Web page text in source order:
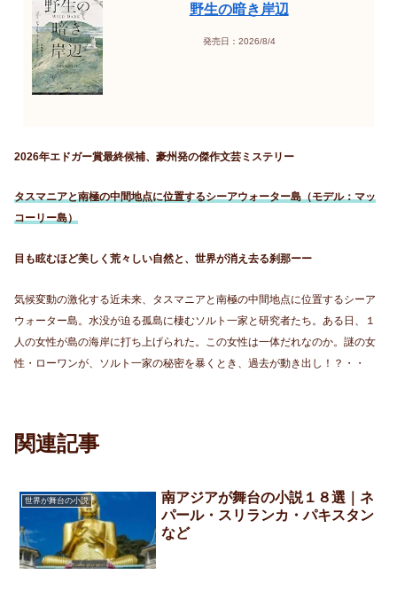
野生の暗き岸辺
発売日：2026/8/4
2026年エドガー賞最終候補、豪州発の傑作文芸ミステリー
タスマニアと南極の中間地点に位置するシーアウォーター島（モデル：マッ
コーリー島）
目も眩むほど美しく荒々しい自然と、世界が消え去る刹那ーー
気候変動の激化する近未来、タスマニアと南極の中間地点に位置するシーア
ウォーター島。水没が迫る孤島に棲むソルト一家と研究者たち。ある日、１
人の女性が島の海岸に打ち上げられた。この女性は一体だれなのか。謎の女
性・ローワンが、ソルト一家の秘密を暴くとき、過去が動き出し！？・・
関連記事
世界が舞台の小説
南アジアが舞台の小説１８選｜ネ
パール・スリランカ・パキスタン
など